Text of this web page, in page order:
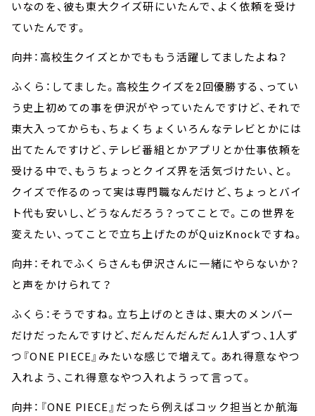
いなのを、彼も東大クイズ研にいたんで、よく依頼を受け
ていたんです。
向井：高校生クイズとかでももう活躍してましたよね？
ふくら：してました。高校生クイズを2回優勝する、ってい
う史上初めての事を伊沢がやっていたんですけど、それで
東大入ってからも、ちょくちょくいろんなテレビとかには
出てたんですけど、テレビ番組とかアプリとか仕事依頼を
受ける中で、もうちょっとクイズ界を活気づけたい、と。
クイズで作るのって実は専門職なんだけど、ちょっとバイ
ト代も安いし、どうなんだろう？ってことで。この世界を
変えたい、ってことで立ち上げたのがQuizKnockですね。
向井：それでふくらさんも伊沢さんに一緒にやらないか？
と声をかけられて？
ふくら：そうですね。立ち上げのときは、東大のメンバー
だけだったんですけど、だんだんだんだん1人ずつ、1人ず
つ『ONE PIECE』みたいな感じで増えて。あれ得意なやつ
入れよう、これ得意なやつ入れようって言って。
向井：『ONE PIECE』だったら例えばコック担当とか航海